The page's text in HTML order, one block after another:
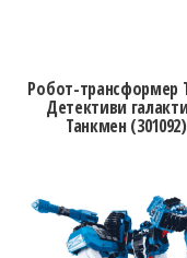
Робот-трансформер
Детективи
Танкмен (301092)